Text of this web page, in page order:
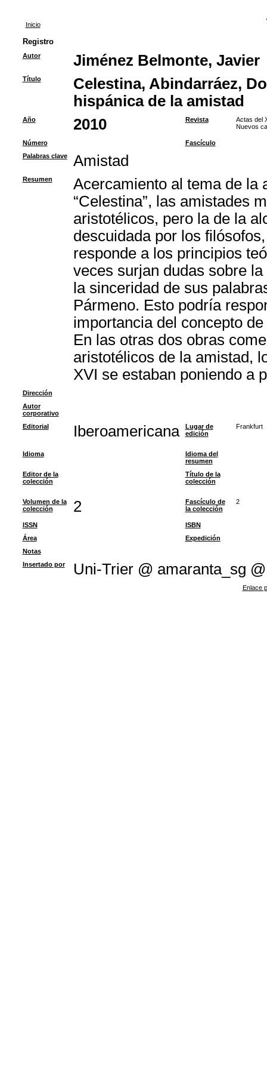
Inicio
Registro
Autor Jiménez Belmonte, Javier
Título
Celestina, Abindarráez,
hispánica de la amistad
Año 2010 Revista
Actas del
Nuevos
Número
Fascículo
Palabras clave
Amistad
Resumen
Acercamiento al tema de la
“Celestina”, las amistades
aristotélicos, pero la de la
descuidada por los
responde a los principios
veces surjan dudas sobre
la sinceridad de sus
Pármeno. Esto podría
importancia del concepto
En las otras dos obras
aristotélicos de la amistad,
XVI se estaban poniendo a
Dirección
Autor
corporativo
Editorial
Iberoamericana
Lugar de
edición
Frankfurt
Idioma
Idioma del
resumen
Editor de la
colección
Título de la
colección
Volumen de la
colección
2
Fascículo de
la colección
2
ISSN
ISBN
Área
Expedición
Notas
Insertado por
Uni-Trier @ amaranta_sg @
Enlace